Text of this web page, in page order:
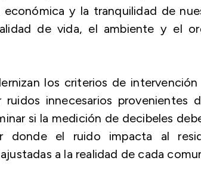
y la tranquilidad de
de vida, el ambiente y el
los criterios de
innecesarios provenientes
si la medición de decibeles
el ruido impacta al
a la realidad de cada